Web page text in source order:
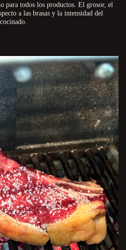
para todos los productos. El grosor, el
a las brasas y la intensidad del